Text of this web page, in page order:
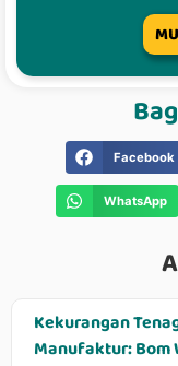
Facebook
WhatsApp
Kekurangan
Manufaktur: Bom